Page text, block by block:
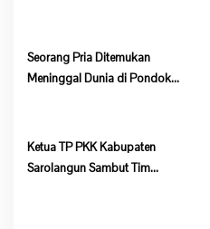
Seorang Pria Ditemukan
Meninggal Dunia di Pondok
Ketua TP PKK Kabupaten
Sarolangun Sambut Tim